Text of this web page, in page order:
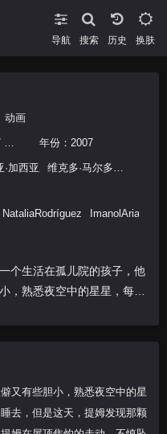
导航 搜索 换肤
动画
年份： 2007
·加西亚 维克多·马尔多纳多
NataliaRodríguez ImanolArias
个生活在孤儿院的孩子，他
，熟悉夜空中的星星，每晚
又有些胆小，熟悉夜空中的星
去，但是这天，提姆发现那颗